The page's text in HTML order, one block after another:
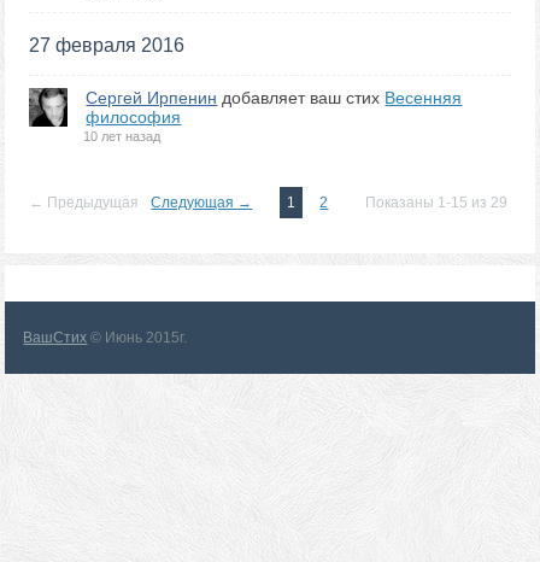
27 февраля 2016
Сергей Ирпенин добавляет ваш стих Весенняя
философия
10 лет назад
← Предыдущая Следующая → 1 2 Показаны 1-15 из 29
ВашСтих © Июнь 2015г.